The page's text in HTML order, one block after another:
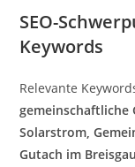
SEO-
Keywords
Relevante
gemeinschaftliche
Solarstrom,
Gutach im Breisgau